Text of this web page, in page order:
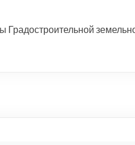
Градостроительной